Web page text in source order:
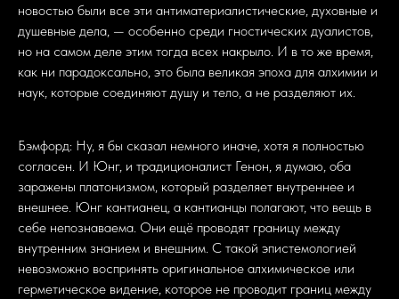
новостью были все эти антиматериалистические, духовные и
душевные дела, — особенно среди гностических дуалистов,
но на самом деле этим тогда всех накрыло. И в то же время,
как ни парадоксально, это была великая эпоха для алхимии и
наук, которые соединяют душу и тело, а не разделяют их.
Бэмфорд: Ну, я бы сказал немного иначе, хотя я полностью
согласен. И Юнг, и традиционалист Генон, я думаю, оба
заражены платонизмом, который разделяет внутреннее и
внешнее. Юнг кантианец, а кантианцы полагают, что вещь в
себе непознаваема. Они ещё проводят границу между
внутренним знанием и внешним. С такой эпистемологией
невозможно воспринять оригинальное алхимическое или
герметическое видение, которое не проводит границ между